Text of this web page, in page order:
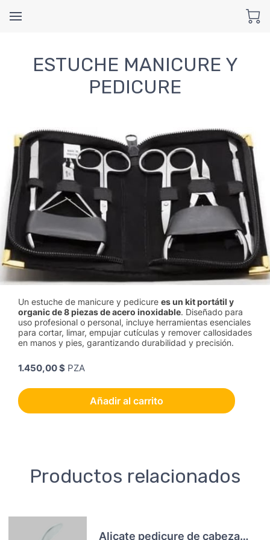
ESTUCHE MANICURE Y
PEDICURE
Un estuche de manicure y pedicure es un kit portátil y
organic de 8 piezas de acero inoxidable. Diseñado para
uso profesional o personal, incluye herramientas esenciales
para cortar, limar, empujar cutículas y remover callosidades
en manos y pies, garantizando durabilidad y precisión.
1.450,00 $ PZA
Añadir al carrito
Productos relacionados
Alicate pedicure de cabeza curva y muelle abatible